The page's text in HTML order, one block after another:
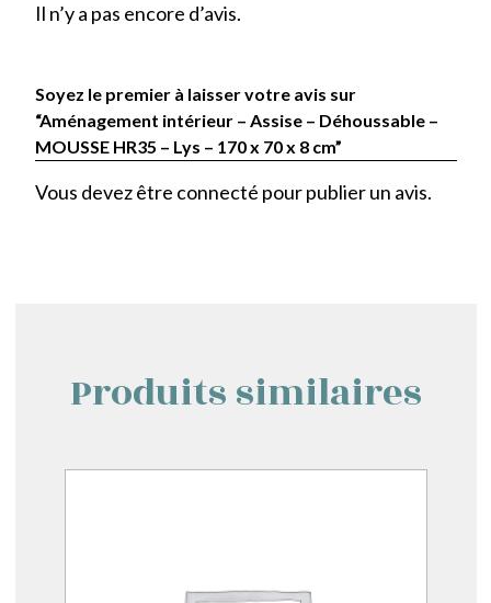
Il n’y a pas encore d’avis.
Soyez le premier à laisser votre avis sur
“Aménagement intérieur – Assise – Déhoussable –
MOUSSE HR35 – Lys – 170 x 70 x 8 cm”
Vous devez être connecté pour publier un avis.
Produits similaires